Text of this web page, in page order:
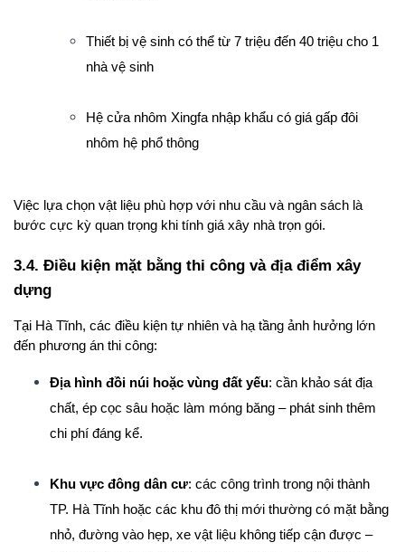
Thiết bị vệ sinh có thể từ 7 triệu đến 40 triệu cho 1
nhà vệ sinh
Hệ cửa nhôm Xingfa nhập khẩu có giá gấp đôi
nhôm hệ phổ thông
Việc lựa chọn vật liệu phù hợp với nhu cầu và ngân sách là
bước cực kỳ quan trọng khi tính giá xây nhà trọn gói.
3.4. Điều kiện mặt bằng thi công và địa điểm xây
dựng
Tại Hà Tĩnh, các điều kiện tự nhiên và hạ tầng ảnh hưởng lớn
đến phương án thi công:
Địa hình đồi núi hoặc vùng đất yếu: cần khảo sát địa
chất, ép cọc sâu hoặc làm móng băng – phát sinh thêm
chi phí đáng kể.
Khu vực đông dân cư: các công trình trong nội thành
TP. Hà Tĩnh hoặc các khu đô thị mới thường có mặt bằng
nhỏ, đường vào hẹp, xe vật liệu không tiếp cận được –